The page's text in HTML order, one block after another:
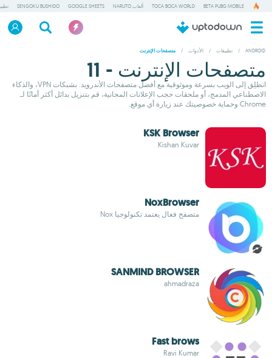
BETA PUBG MOBILE
TOCA BOCA WORLD ألعاب NARUTO GOOGLE SHEETS
SENGOKU BUSHIDO
ANDROID
/ تطبيقات / الأدوات / متصفحات الإنترنت
متصفحات الإنترنت - 11
انطلِق إلى الويب بسرعة وموثوقية مع أفضل متصفحات الأندرويد. بشبكات VPN، والذكاء
الاصطناعي المدمج، أو ملحقات حجب الإعلانات المجانية، قم بتنزيل بدائل أكثر أمانًا لـ
Chrome وحماية خصوصيتك عند زيارة أي موقع.
KSK Browser
Kishan Kuvar
NoxBrowser
متصفح فعال يعتمد تكنولوجيا Nox
SANMIND BROWSER
ahmadraza
Fast brows
Ravi Kumar